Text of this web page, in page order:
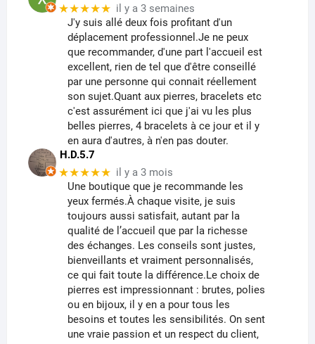
★★★★★ il y a 3 semaines
J'y suis allé deux fois profitant d'un
déplacement professionnel.Je ne peux
que recommander, d'une part l'accueil est
excellent, rien de tel que d'être conseillé
par une personne qui connait réellement
son sujet.Quant aux pierres, bracelets etc
c'est assurément ici que j'ai vu les plus
belles pierres, 4 bracelets à ce jour et il y
en aura d'autres, à n'en pas douter.
H.D.5.7
★★★★★ il y a 3 mois
Une boutique que je recommande les
yeux fermés.À chaque visite, je suis
toujours aussi satisfait, autant par la
qualité de l’accueil que par la richesse
des échanges. Les conseils sont justes,
bienveillants et vraiment personnalisés,
ce qui fait toute la différence.Le choix de
pierres est impressionnant : brutes, polies
ou en bijoux, il y en a pour tous les
besoins et toutes les sensibilités. On sent
une vraie passion et un respect du client,